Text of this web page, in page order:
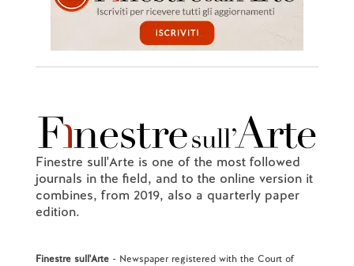
Finestre sull'Arte is one of the most followed
journals in the field, and to the online version it
combines, from 2019, also a quarterly paper
edition.
Finestre sull'Arte- Newspaper registered with the Court of